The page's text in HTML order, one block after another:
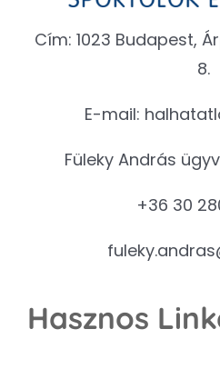
Cím: 1023 Budapest,
8.
E-mail:
Füleky András
+36 30
Hasznos